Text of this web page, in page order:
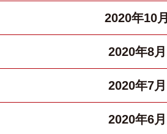
2020年10月
2020年8月
2020年7月
2020年6月